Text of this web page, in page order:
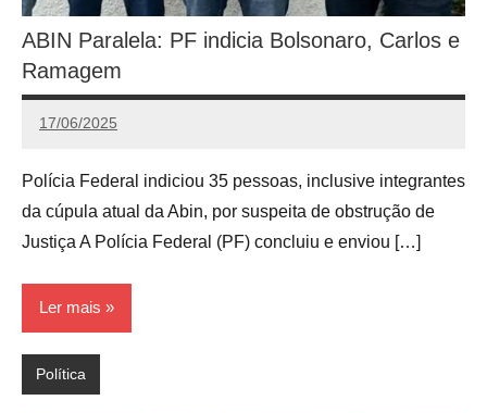
ABIN Paralela: PF indicia Bolsonaro, Carlos e
Ramagem
17/06/2025
Calango
Polícia Federal indiciou 35 pessoas, inclusive integrantes
da cúpula atual da Abin, por suspeita de obstrução de
Justiça A Polícia Federal (PF) concluiu e enviou […]
Ler mais
Política